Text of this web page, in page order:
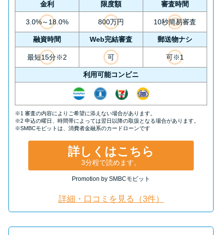
金利 限度額 審査時間
3.0%～18.0% 800万円 10秒簡易審査
融資時間 Web完結審査 郵送物ナシ
最短15分※2 可 可※1
利用可能コンビニ
※1 審査の内容によりご希望に添えない場合があります。
※2 申込の曜日、時間帯によっては翌日以降の取扱となる場合があります。
※SMBCモビットは、消費者金融系のカードローンです
詳しくはこちら
3分程で読めます。
Promotion by SMBCモビット
詳細・口コミを見る（3件）